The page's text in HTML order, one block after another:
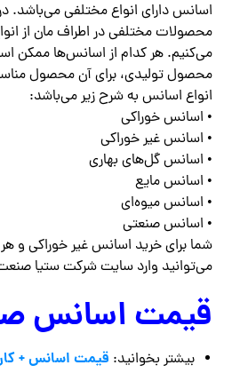
اسانس دارای انواع مختلفی می‌باشد.
محصولات مختلفی در اطراف مان از
می‌کنیم‌. هر کدام از اسانس‌ها ممکن
محصول تولیدی، برای آن محصول
انواع اسانس به شرح زیر می‌باشد:
• اسانس خوراکی
• اسانس غیر خوراکی
• اسانس گل‌های بهاری
• اسانس مایع
• اسانس میوه‌ای
• اسانس صنعتی
شما برای خرید اسانس غیر خوراکی و
می‌توانید وارد سایت شرکت ستیا
قیمت اسانس
بیشتر بخوانید: قیمت اسانس +